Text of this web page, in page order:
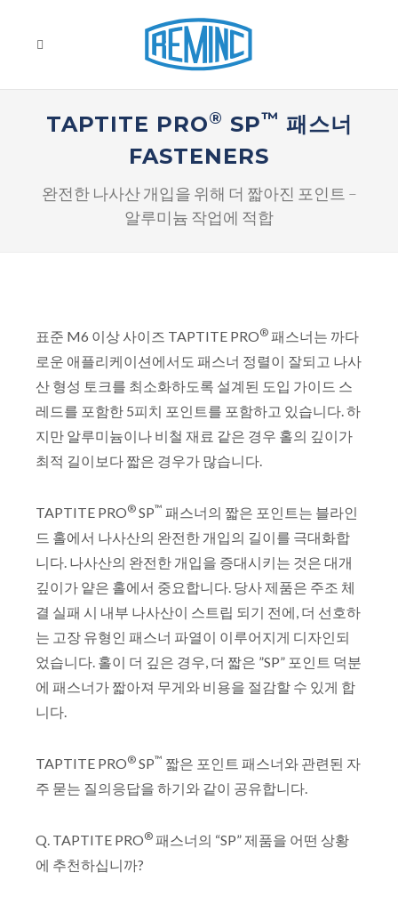
TAPTITE PRO® SP™ 패스너
FASTENERS
완전한 나사산 개입을 위해 더 짧아진 포인트 –
알루미늄 작업에 적합
표준 M6 이상 사이즈 TAPTITE PRO® 패스너는 까다
로운 애플리케이션에서도 패스너 정렬이 잘되고 나사
산 형성 토크를 최소화하도록 설계된 도입 가이드 스
레드를 포함한 5피치 포인트를 포함하고 있습니다. 하
지만 알루미늄이나 비철 재료 같은 경우 홀의 깊이가
최적 길이보다 짧은 경우가 많습니다.
TAPTITE PRO® SP™ 패스너의 짧은 포인트는 블라인
드 홀에서 나사산의 완전한 개입의 길이를 극대화합
니다. 나사산의 완전한 개입을 증대시키는 것은 대개
깊이가 얕은 홀에서 중요합니다. 당사 제품은 주조 체
결 실패 시 내부 나사산이 스트립 되기 전에, 더 선호하
는 고장 유형인 패스너 파열이 이루어지게 디자인되
었습니다. 홀이 더 깊은 경우, 더 짧은 ”SP” 포인트 덕분
에 패스너가 짧아져 무게와 비용을 절감할 수 있게 합
니다.
TAPTITE PRO® SP™ 짧은 포인트 패스너와 관련된 자
주 묻는 질의응답을 하기와 같이 공유합니다.
Q. TAPTITE PRO® 패스너의 “SP” 제품을 어떤 상황
에 추천하십니까?